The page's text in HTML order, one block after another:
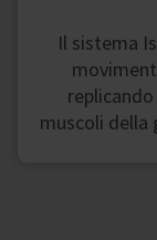
Il sistema
muscoli della